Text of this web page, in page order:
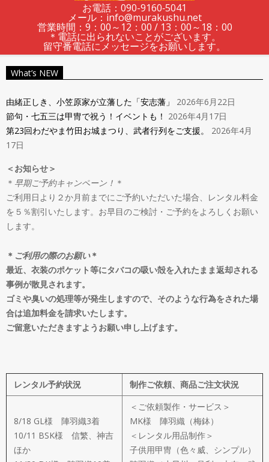
レ
ン
タ
ル
＆
オ
ー
ダ
ー
メ
イ
ド
製
お電話：090-9160‐5041
メール：info@murakushu.net
営業時間：9：00～12：00 / 13：00～18：00
＊電話に出られないことがございます。
留守番電話にメッセージをお願いします。
Navigation
What’s NEW
由緒正しき、小笠原家が立藩した「安志藩」
2026年6月22日
節句・七五三は甲冑で祝う！イベントも！ 2026年4月17日
第23回わだやま竹田お城まつり、武者行列をご支援。
2026年4月
17日
＜お知らせ＞
＊ 早期ご予約キャンペーン！ ＊
ご利用日より２か月前までにご予約いただいた場合、レンタル料金
を５％割引いたします。お早目のご検討・ご予約をよろしくお願い
します。
＊ ご利用の際のお願い＊
最近、衣装のポケット等にタバコの吸い殻を入れたまま返却される
事例が散見されます。
ゴミや臭いの処理等が発生しますので、そのような行為をされた場
合は追加料金を請求いたします。
ご留意いただきますようお願い申し上げます。
レンタル予約状況 制作ご依頼、商品ご注文状況
8/18 GL様 陣羽織3着
10/11 BSK様 信繁、神吉
ほか
＜ご依頼製作・サービス＞
MK様 陣羽織（梅鉢）
＜レンタル用品制作＞
子供用甲冑（色々威、シンプル）